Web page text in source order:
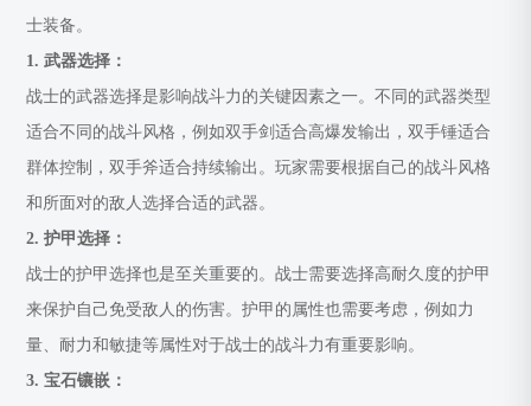
士装备。
1. 武器选择：
战士的武器选择是影响战斗力的关键因素之一。不同的武器类型
适合不同的战斗风格，例如双手剑适合高爆发输出，双手锤适合
群体控制，双手斧适合持续输出。玩家需要根据自己的战斗风格
和所面对的敌人选择合适的武器。
2. 护甲选择：
战士的护甲选择也是至关重要的。战士需要选择高耐久度的护甲
来保护自己免受敌人的伤害。护甲的属性也需要考虑，例如力
量、耐力和敏捷等属性对于战士的战斗力有重要影响。
3. 宝石镶嵌：